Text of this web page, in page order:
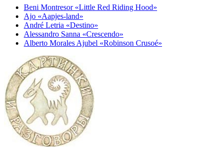
Beni Montresor «Little Red Riding Hood»
Ajo «Aapjes-land»
André Letria «Destino»
Alessandro Sanna «Crescendo»
Alberto Morales Ajubel «Robinson Crusoé»